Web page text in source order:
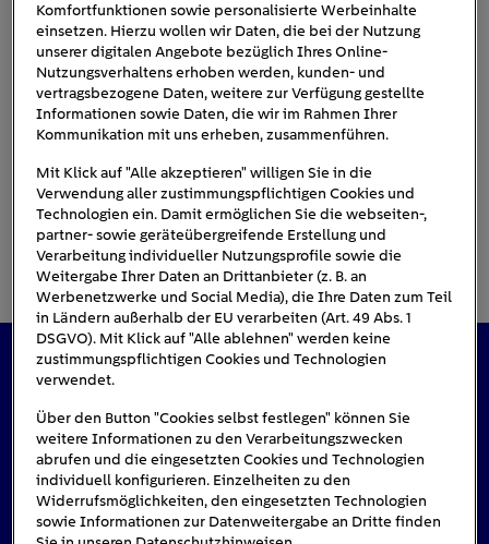
Das könnte Sie auch interessieren
Komfortfunktionen sowie personalisierte Werbeinhalte
einsetzen. Hierzu wollen wir Daten, die bei der Nutzung
unserer digitalen Angebote bezüglich Ihres Online-
Nutzungsverhaltens erhoben werden, kunden- und
vertragsbezogene Daten, weitere zur Verfügung gestellte
Informationen sowie Daten, die wir im Rahmen Ihrer
Kommunikation mit uns erheben, zusammenführen.
Mit Klick auf "Alle akzeptieren" willigen Sie in die
Verwendung aller zustimmungspflichtigen Cookies und
Technologien ein. Damit ermöglichen Sie die webseiten-,
partner- sowie geräteübergreifende Erstellung und
Verarbeitung individueller Nutzungsprofile sowie die
Weitergabe Ihrer Daten an Drittanbieter (z. B. an
Werbenetzwerke und Social Media), die Ihre Daten zum Teil
in Ländern außerhalb der EU verarbeiten (Art. 49 Abs. 1
DSGVO). Mit Klick auf "Alle ablehnen" werden keine
zustimmungspflichtigen Cookies und Technologien
verwendet.
Über den Button "Cookies selbst festlegen" können Sie
weitere Informationen zu den Verarbeitungszwecken
abrufen und die eingesetzten Cookies und Technologien
individuell konfigurieren. Einzelheiten zu den
Widerrufsmöglichkeiten, den eingesetzten Technologien
sowie Informationen zur Datenweitergabe an Dritte finden